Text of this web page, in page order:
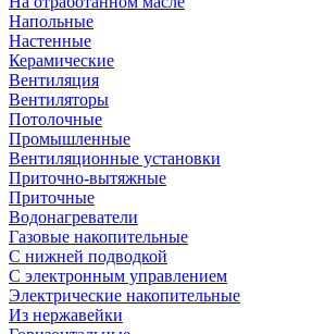
Напольные
Настенные
Керамические
Вентиляция
Вентиляторы
Потолочные
Промышленные
Вентиляционные установки
Приточно-вытяжные
Приточные
Водонагреватели
Газовые накопительные
С нижней подводкой
С электронным управлением
Электрические накопительные
Из нержавейки